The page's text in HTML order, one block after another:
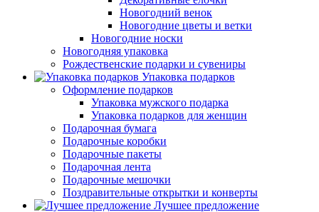
Новогодний венок
Новогодние цветы и ветки
Новогодние носки
Новогодняя упаковка
Рождественские подарки и сувениры
Упаковка подарков
Оформление подарков
Упаковка мужского подарка
Упаковка подарков для женщин
Подарочная бумага
Подарочные коробки
Подарочные пакеты
Подарочная лента
Подарочные мешочки
Поздравительные открытки и конверты
Лучшее предложение